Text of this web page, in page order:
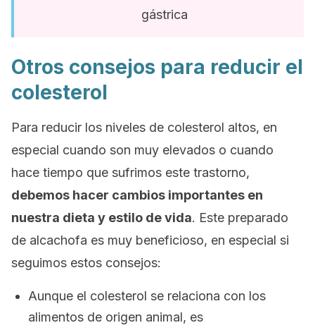
gástrica
Otros consejos para reducir el
colesterol
Para reducir los niveles de colesterol altos, en
especial cuando son muy elevados o cuando
hace tiempo que sufrimos este trastorno,
debemos hacer cambios importantes en
nuestra dieta y estilo de vida. Este preparado
de alcachofa es muy beneficioso, en especial si
seguimos estos consejos:
Aunque el colesterol se relaciona con los
alimentos de origen animal, es